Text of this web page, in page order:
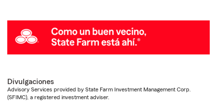
Divulgaciones
Advisory Services provided by State Farm Investment Management Corp.
(SFIMC), a registered investment adviser.